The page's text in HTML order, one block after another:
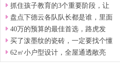
抓住孩子教育的3个重要阶段，让
盘点下德云各队队长都是谁，里面
40万的预算的最佳首选，路虎发
买了泼墨纹的瓷砖，一定要找个懂
62㎡小户型设计，全屋通透敞亮